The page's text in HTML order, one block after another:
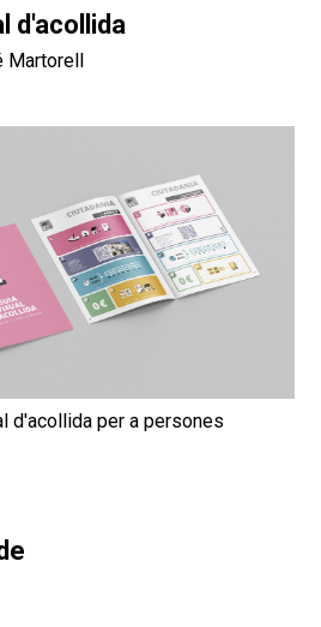
d'acollida
Martorell
d'acollida per a persones